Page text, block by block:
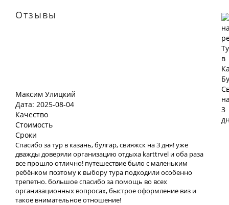
Отзывы
Максим Улицкий
Дата: 2025-08-04
Качество
Стоимость
Сроки
Спасибо за тур в казань, булгар, свияжск на 3 дня! уже
дважды доверяли организацию отдыха karttrvel и оба раза
все прошло отлично! путешествие было с маленьким
ребёнком поэтому к выбору тура подходили особенно
трепетно. большое спасибо за помощь во всех
организационных вопросах, быстрое оформление виз и
такое внимательное отношение!